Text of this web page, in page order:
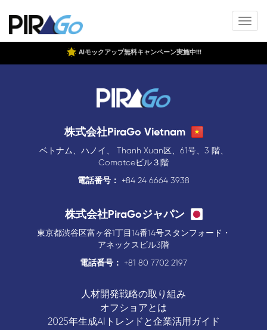
AIモックアップ無料キャンペーン実施中!!!
株式会社PiraGo Vietnam
ベトナム、ハノイ、 Thanh Xuan区、61号、3 階、
Comatceビル３階
電話番号：
+84 24 6664 3938
株式会社PiraGoジャパン
東京都渋谷区富ヶ谷1丁目14番14号スタンフォード・
アネックスビル3階
電話番号：
+81 80 7702 2197
人材開発戦略の取り組み
オフショアとは
2025年生成AIトレンドと企業活用ガイド